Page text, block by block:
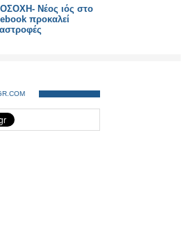
Νέος ιός στο
προκαλεί